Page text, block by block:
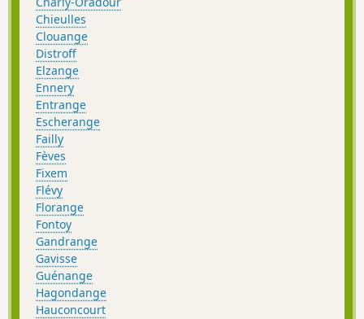
Chieulles
Clouange
Distroff
Elzange
Ennery
Entrange
Escherange
Failly
Fèves
Fixem
Flévy
Florange
Fontoy
Gandrange
Gavisse
Guénange
Hagondange
Hauconcourt